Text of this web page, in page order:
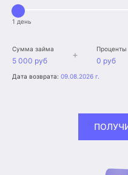
1 день
Сумма займа
5 000 руб
+ Проценты
0 руб
Дата возврата: 09.08.2026 г.